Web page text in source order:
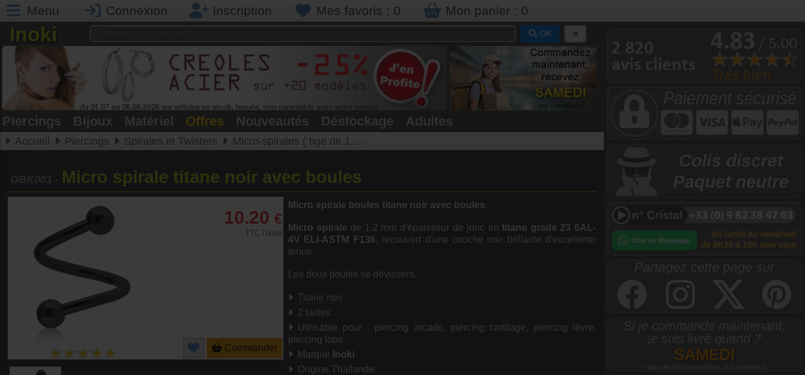
Menu Connexion Inscription Mes favoris : 0 Mon panier : 0
Inoki OK
Piercings Bijoux Matériel Offres Nouveautés Déstockage Adultes
Accueil Piercings Spirales et Twisters Micro-spirales ( tige de 1.2mm )
Micro spirale titane noir avec boules
10.20 €
TTC l'unité
Commander
Micro spirale boules titane noir avec boules.
Micro spirale de 1.2 mm d'épaisseur de jonc entitane grade 23 6AL-
4V ELI-ASTM F136, recouvert d'une couche noir brillante d'excellente
tenue.
Les deux boules se dévissent.
Titane noir
2 tailles
Utilisable pour : piercing arcade, piercing cartilage, piercing lèvre,
piercing lobe.
Marque Inoki
Origine Thaïlande